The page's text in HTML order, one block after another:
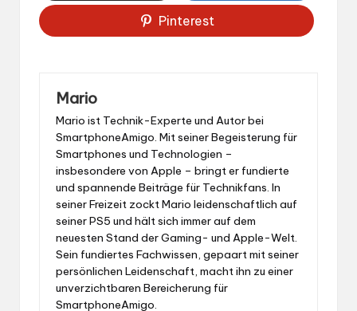
Pinterest
Mario
Mario ist Technik-Experte und Autor bei
SmartphoneAmigo. Mit seiner Begeisterung für
Smartphones und Technologien –
insbesondere von Apple – bringt er fundierte
und spannende Beiträge für Technikfans. In
seiner Freizeit zockt Mario leidenschaftlich auf
seiner PS5 und hält sich immer auf dem
neuesten Stand der Gaming- und Apple-Welt.
Sein fundiertes Fachwissen, gepaart mit seiner
persönlichen Leidenschaft, macht ihn zu einer
unverzichtbaren Bereicherung für
SmartphoneAmigo.